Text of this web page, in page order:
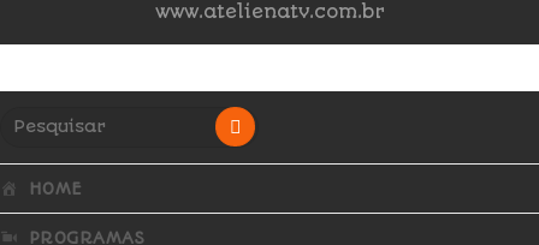
www.atelienatv.com.br
HOME
PROGRAMAS